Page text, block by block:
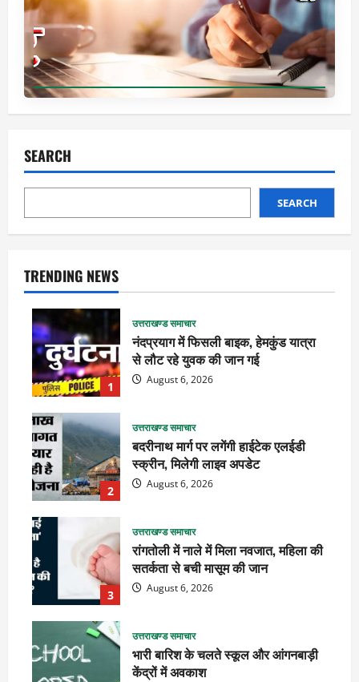
SEARCH
SEARCH
TRENDING NEWS
1
उत्तराखण्ड समाचार
नंदप्रयाग में फिसली बाइक, हेमकुंड यात्रा
से लौट रहे युवक की जान गई
August 6, 2026
2
उत्तराखण्ड समाचार
बदरीनाथ मार्ग पर लगेंगी हाईटेक एलईडी
स्क्रीन, मिलेगी लाइव अपडेट
August 6, 2026
3
उत्तराखण्ड समाचार
रांगतोली में नाले में मिला नवजात, महिला की
सतर्कता से बची मासूम की जान
August 6, 2026
उत्तराखण्ड समाचार
भारी बारिश के चलते स्कूल और आंगनबाड़ी
केंद्रों में अवकाश